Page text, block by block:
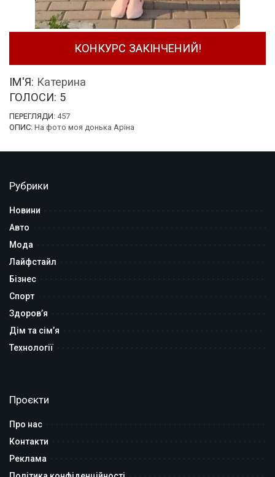
КОНКУРС ЗАКІНЧЕНИЙ!
ІМ'Я: Катерина
ГОЛОСИ: 5
ПЕРЕГЛЯДИ: 457
ОПИС: На фото моя донька Аріна
Рубрики
Новини
Авто
Мода
Лайфстайл
Бізнес
Спорт
Здоров’я
Дім та сім’я
Технології
Проєкти
Про нас
Контакти
Реклама